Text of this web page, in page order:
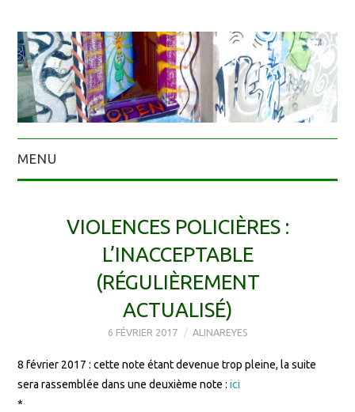
MENU
VIOLENCES POLICIÈRES :
L’INACCEPTABLE
(RÉGULIÈREMENT
ACTUALISÉ)
6 FÉVRIER 2017 ALINAREYES
8 février 2017 : cette note étant devenue trop pleine, la suite
sera rassemblée dans une deuxième note :ici
*